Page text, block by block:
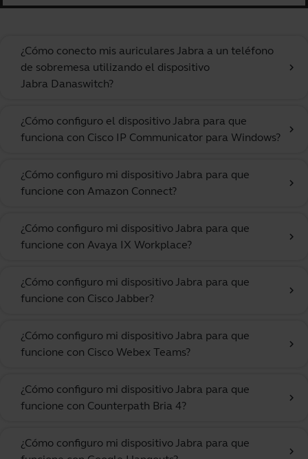
¿Cómo conecto mis auriculares Jabra a un teléfono
de sobremesa utilizando el dispositivo
Jabra Danaswitch?
chevron_right
¿Cómo configuro el dispositivo Jabra para que
funciona con Cisco IP Communicator para Windows?
chevron_right
¿Cómo configuro mi dispositivo Jabra para que
funcione con Amazon Connect?
chevron_right
¿Cómo configuro mi dispositivo Jabra para que
funcione con Avaya IX Workplace?
chevron_right
¿Cómo configuro mi dispositivo Jabra para que
funcione con Cisco Jabber?
chevron_right
¿Cómo configuro mi dispositivo Jabra para que
funcione con Cisco Webex Teams?
chevron_right
¿Cómo configuro mi dispositivo Jabra para que
funcione con Counterpath Bria 4?
chevron_right
¿Cómo configuro mi dispositivo Jabra para que
chevron_right